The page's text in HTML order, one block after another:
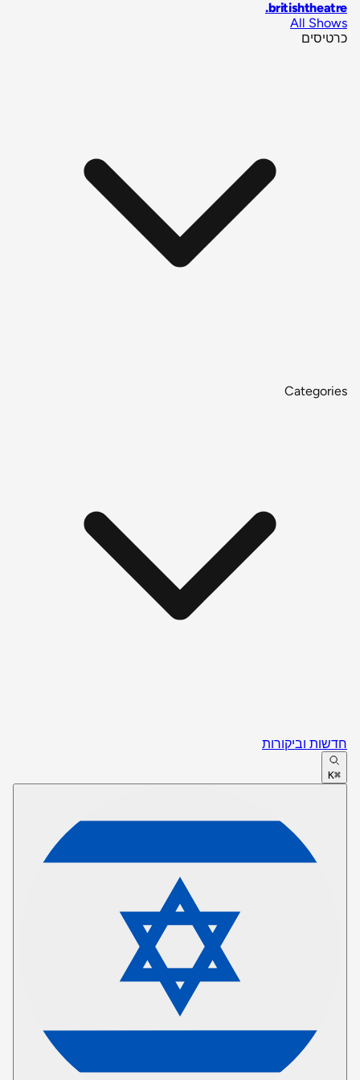
britishtheatre
.
All Shows
כרטיסים
Categories
חדשות וביקורות
⌘K